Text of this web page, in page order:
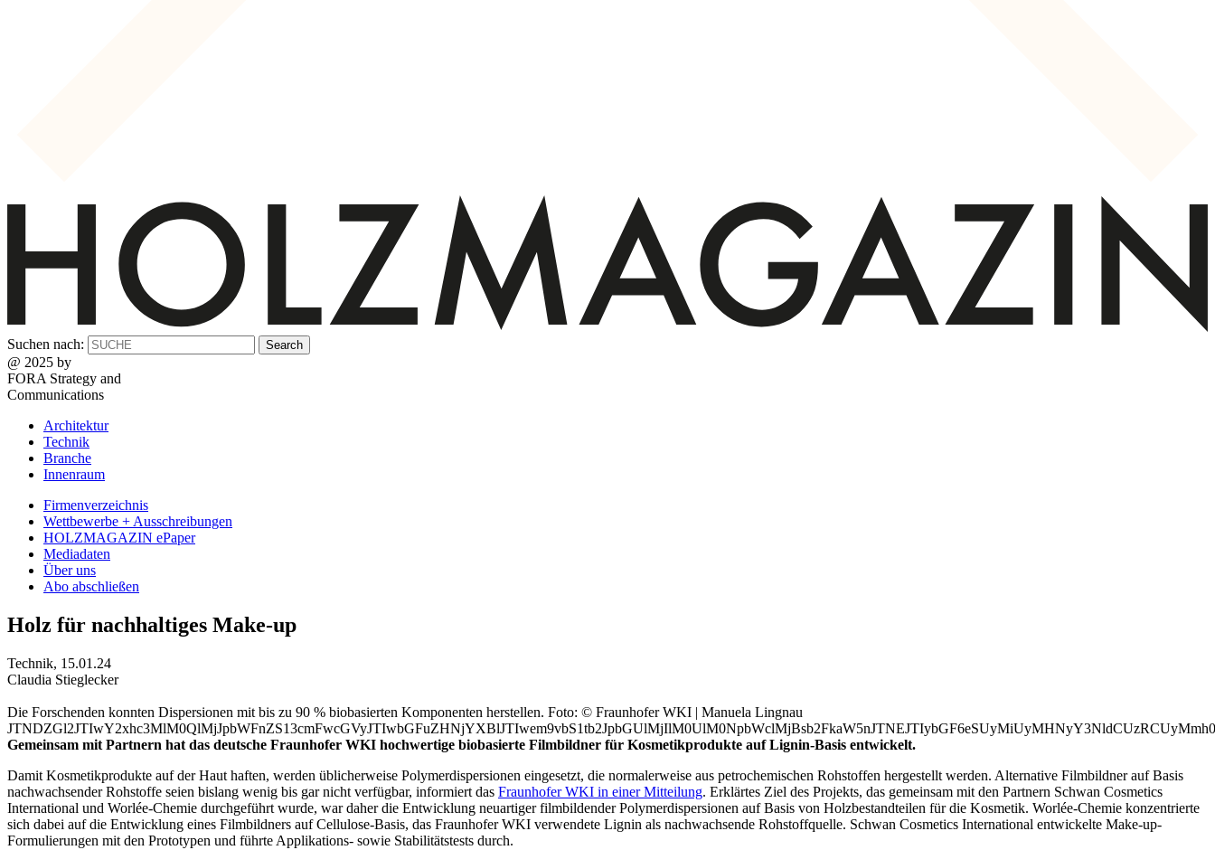
Suchen nach:
@ 2025 by
FORA Strategy and
Communications
Architektur
Technik
Branche
Innenraum
Firmenverzeichnis
Wettbewerbe + Ausschreibungen
HOLZMAGAZIN ePaper
Mediadaten
Über uns
Abo abschließen
Holz für nachhaltiges Make-up
Technik, 15.01.24
Claudia Stieglecker
Die Forschenden konnten Dispersionen mit bis zu 90 % biobasierten Komponenten herstellen. Foto: © Fraunhofer WKI | Manuela Lingnau
Gemeinsam mit Partnern hat das deutsche Fraunhofer WKI hochwertige biobasierte Filmbildner für Kosmetikprodukte auf Lignin-Basis entwickelt.
Damit Kosmetikprodukte auf der Haut haften, werden üblicherweise Polymerdispersionen eingesetzt, die normalerweise aus petrochemischen Rohstoffen hergestellt werden. Alternative Filmbildner auf Basis
nachwachsender Rohstoffe seien bislang wenig bis gar nicht verfügbar, informiert das Fraunhofer WKI in einer Mitteilung. Erklärtes Ziel des Projekts, das gemeinsam mit den Partnern Schwan Cosmetics
International und Worlée-Chemie durchgeführt wurde, war daher die Entwicklung neuartiger filmbildender Polymerdispersionen auf Basis von Holzbestandteilen für die Kosmetik. Worlée-Chemie konzentrierte
sich dabei auf die Entwicklung eines Filmbildners auf Cellulose-Basis, das Fraunhofer WKI verwendete Lignin als nachwachsende Rohstoffquelle. Schwan Cosmetics International entwickelte Make-up-
Formulierungen mit den Prototypen und führte Applikations- sowie Stabilitätstests durch.